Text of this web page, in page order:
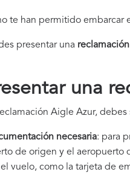
te han permitido embarcar
presentar una
una
Aigle Azur,
necesaria: para
de origen y el
vuelo, como la tarjeta de